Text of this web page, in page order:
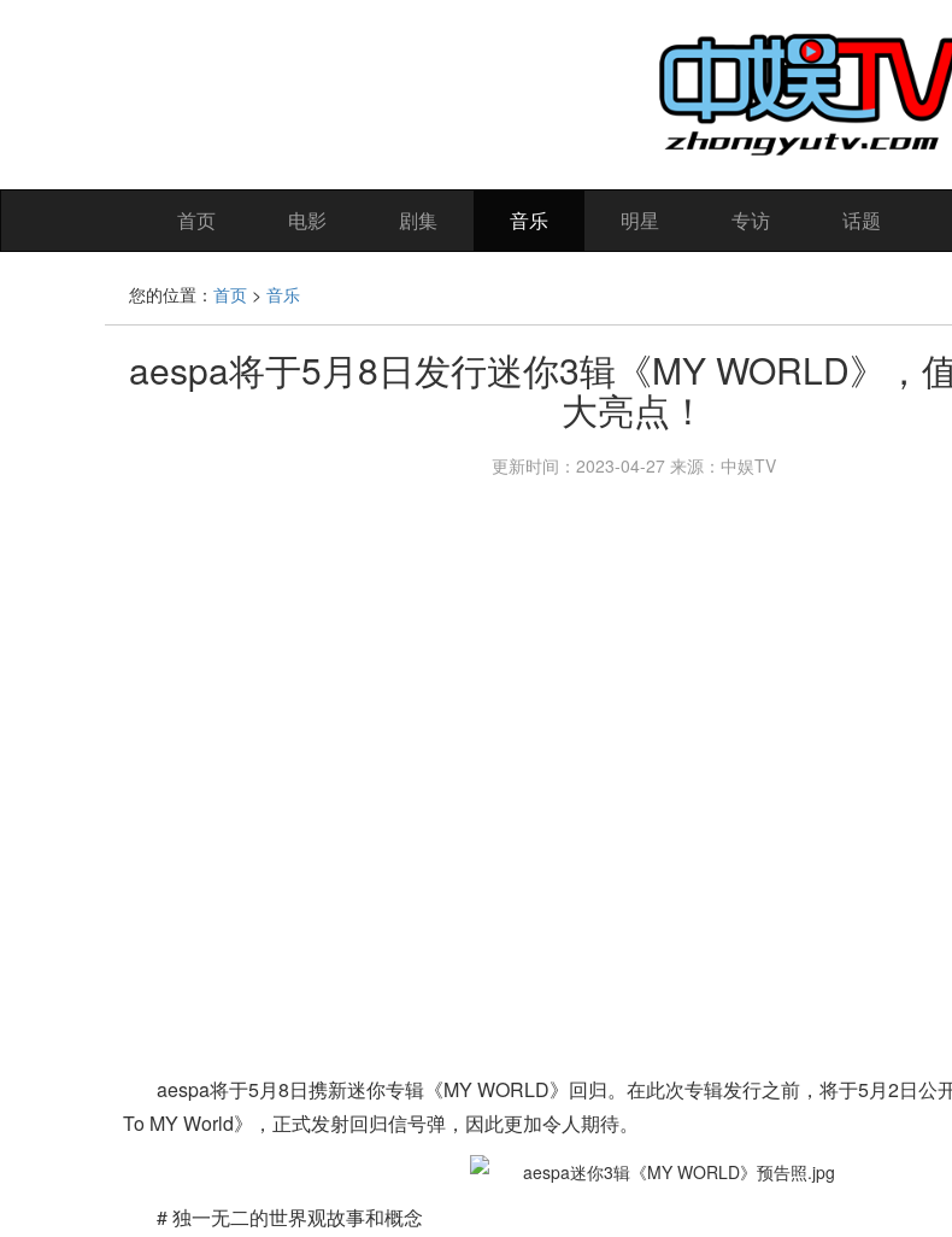
首页 电影 剧集 音乐 明星 专访 话题
您的位置： 首页 > 音乐
aespa将于5月8日发行迷你3辑《MY WORLD》，
大亮点！
更新时间：2023-04-27 来源：中娱TV
aespa将于5月8日携新迷你专辑《MY WORLD》回归。在此次专辑发行之前，将于5月2日公
To MY World》，正式发射回归信号弹，因此更加令人期待。
# 独一无二的世界观故事和概念